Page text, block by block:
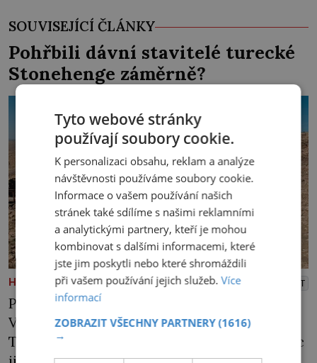
SOUVISEJÍCÍ ČLÁNKY
Pohřbili dávní stavitelé turecké
Stonehenge záměrně?
HISTORICKÉ ZÁHADY PREMIUM PŘEHRÁT
Pro experty z Chicaga je to zklamání.
V nehostinné kopcovité krajině na jihu
Turecka strávili několik měsíců a nenašli nic
Tyto webové stránky
používají soubory cookie.
K personalizaci obsahu, reklam a analýze
návštěvnosti používáme soubory cookie.
Informace o vašem používání našich
stránek také sdílíme s našimi reklamními
a analytickými partnery, kteří je mohou
kombinovat s dalšími informacemi, které
jste jim poskytli nebo které shromáždili
při vašem používání jejich služeb.Více
informací
ZOBRAZIT VŠECHNY PARTNERY(1616)
→